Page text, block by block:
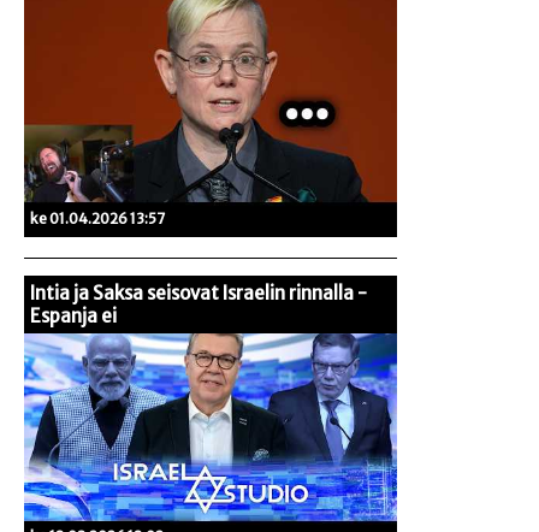
ke 01.04.2026 13:57
Intia ja Saksa seisovat Israelin rinnalla -
Espanja ei